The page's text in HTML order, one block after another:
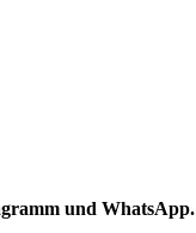
und WhatsApp.